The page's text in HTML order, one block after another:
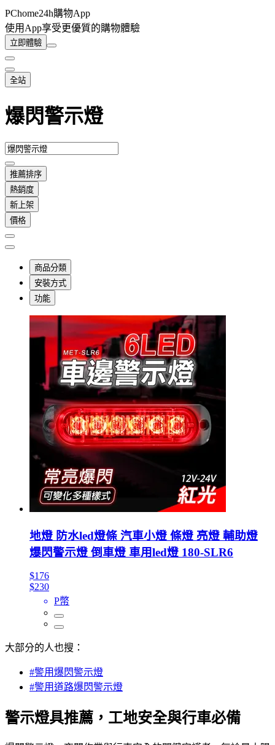
PChome24h購物App
使用App享受更優質的購物體驗
立即體驗
全站
爆閃警示燈
推薦排序
熱銷度
新上架
價格
商品分類
安裝方式
功能
地燈 防水led燈條 汽車小燈 條燈 亮燈 輔助燈
爆閃警示燈 倒車燈 車用led燈 180-SLR6
$176
$230
P幣
大部分的人也搜：
#警用爆閃警示燈
#警用道路爆閃警示燈
警示燈具推薦，工地安全與行車必備